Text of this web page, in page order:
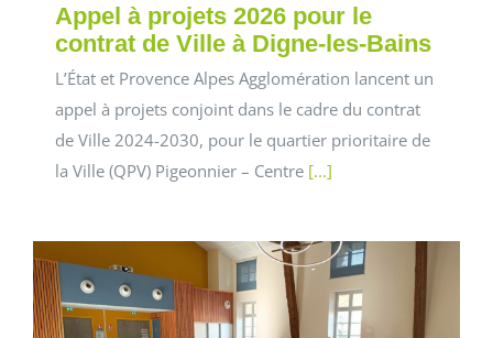
Appel à projets 2026 pour le
contrat de Ville à Digne-les-Bains
L’État et Provence Alpes Agglomération lancent un
appel à projets conjoint dans le cadre du contrat
de Ville 2024-2030, pour le quartier prioritaire de
la Ville (QPV) Pigeonnier – Centre [...]